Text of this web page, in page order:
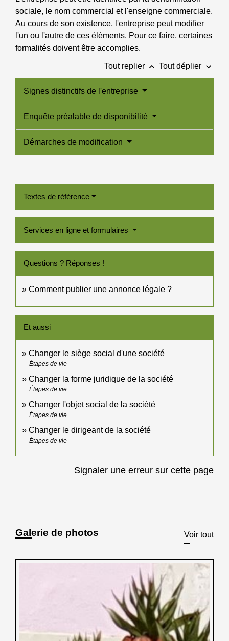
sociale, le nom commercial et l'enseigne commerciale.
Au cours de son existence, l'entreprise peut modifier
l'un ou l'autre de ces éléments. Pour ce faire, certaines
formalités doivent être accomplies.
Tout replier keyboard_arrow_up Tout déplier keyboard_arrow_down
Signes distinctifs de l'entreprise
Enquête préalable de disponibilité
Démarches de modification
Textes de référence
Services en ligne et formulaires
Questions ? Réponses !
Comment publier une annonce légale ?
Et aussi
Changer le siège social d'une société
Étapes de vie
Changer la forme juridique de la société
Étapes de vie
Changer l'objet social de la société
Étapes de vie
Changer le dirigeant de la société
Étapes de vie
Signaler une erreur sur cette page
Galerie de photos Voir tout